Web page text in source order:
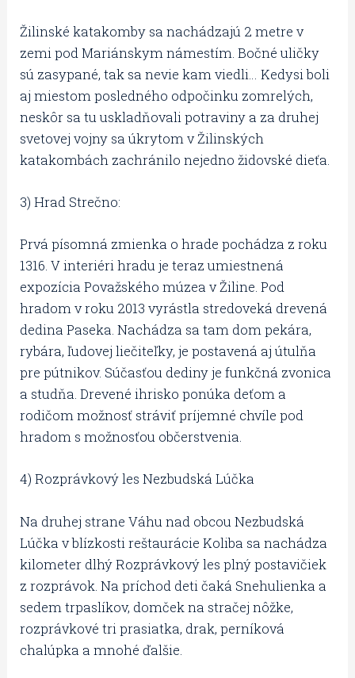
Žilinské katakomby sa nachádzajú 2 metre v
zemi pod Mariánskym námestím. Bočné uličky
sú zasypané, tak sa nevie kam viedli… Kedysi boli
aj miestom posledného odpočinku zomrelých,
neskôr sa tu uskladňovali potraviny a za druhej
svetovej vojny sa úkrytom v Žilinských
katakombách zachránilo nejedno židovské dieťa.
3) Hrad Strečno:
Prvá písomná zmienka o hrade pochádza z roku
1316. V interiéri hradu je teraz umiestnená
expozícia Považského múzea v Žiline. Pod
hradom v roku 2013 vyrástla stredoveká drevená
dedina Paseka. Nachádza sa tam dom pekára,
rybára, ľudovej liečiteľky, je postavená aj útulňa
pre pútnikov. Súčasťou dediny je funkčná zvonica
a studňa. Drevené ihrisko ponúka deťom a
rodičom možnosť stráviť príjemné chvíle pod
hradom s možnosťou občerstvenia.
4) Rozprávkový les Nezbudská Lúčka
Na druhej strane Váhu nad obcou Nezbudská
Lúčka v blízkosti reštaurácie Koliba sa nachádza
kilometer dlhý Rozprávkový les plný postavičiek
z rozprávok. Na príchod deti čaká Snehulienka a
sedem trpaslíkov, domček na stračej nôžke,
rozprávkové tri prasiatka, drak, perníková
chalúpka a mnohé ďalšie.